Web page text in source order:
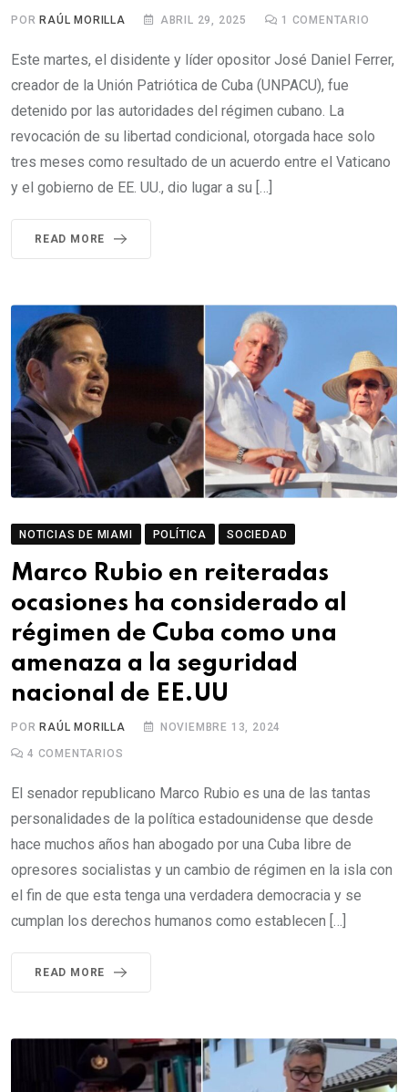
POR RAÚL MORILLA ABRIL 29, 2025 1 COMENTARIO
Este martes, el disidente y líder opositor José Daniel Ferrer,
creador de la Unión Patriótica de Cuba (UNPACU), fue
detenido por las autoridades del régimen cubano. La
revocación de su libertad condicional, otorgada hace solo
tres meses como resultado de un acuerdo entre el Vaticano
y el gobierno de EE. UU., dio lugar a su […]
READ MORE
NOTICIAS DE MIAMI POLÍTICA SOCIEDAD
Marco Rubio en reiteradas
ocasiones ha considerado al
régimen de Cuba como una
amenaza a la seguridad
nacional de EE.UU
POR RAÚL MORILLA NOVIEMBRE 13, 2024
4 COMENTARIOS
El senador republicano Marco Rubio es una de las tantas
personalidades de la política estadounidense que desde
hace muchos años han abogado por una Cuba libre de
opresores socialistas y un cambio de régimen en la isla con
el fin de que esta tenga una verdadera democracia y se
cumplan los derechos humanos como establecen […]
READ MORE